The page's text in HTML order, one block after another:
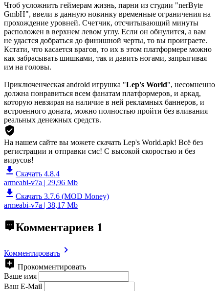
Чтоб усложнить геймерам жизнь, парни из студии "nerByte
GmbH", ввели в данную новинку временные ограничения на
прохождение уровней. Счетчик, отсчитывающий минуты
расположен в верхнем левом углу. Если он обнулится, а вам
не удастся добраться до финишной черты, то вы проиграете.
Кстати, что касается врагов, то их в этом платформере можно
как забрасывать шишками, так и давить ногами, запрыгивая
им на головы.
Приключенческая android игрушка "Lep's World", несомненно
должна понравиться всем фанатам платформеров, и аркад,
которую невзирая на наличие в ней рекламных баннеров, и
встроенного доната, можно полностью пройти без вливания
реальных денежных средств.
На нашем сайте вы можете скачать Lep's World.apk! Всё без
регистрации и отправки смс! С высокой скоростью и без
вирусов!
Скачать 4.8.4
armeabi-v7a | 29,96 Mb
Скачать 3.7.6 (MOD Money)
armeabi-v7a | 38,17 Mb
Комментариев 1
Комментировать
Прокомментировать
Ваше имя
Ваш E-Mail